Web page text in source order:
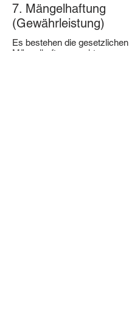
7. Mängelhaftung
(Gewährleistung)
Es bestehen die gesetzlichen
Mängelhaftungsrechte.